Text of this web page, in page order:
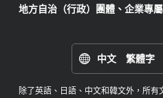
地方自治（行政）團體、企業專
中文 繁體字
除了英語、日語、中文和韓文外，所有